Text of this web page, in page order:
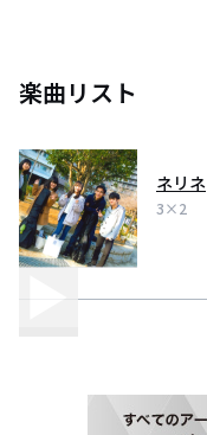
楽曲リスト
ネリネ
3×2